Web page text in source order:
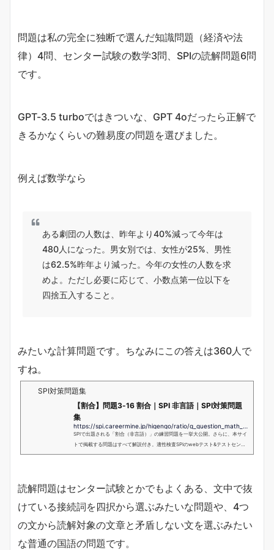
問題は私の完全に独断で選んだ知識問題（経済や法
律）4問、センター試験の数学3問、SPIの読解問題6問
です。
GPT-3.5 turboではきついな、GPT 4oだったら正解で
きるかなくらいの難易度の問題を選びました。
例えば数学なら
ある劇団の人数は、昨年より40%減って今年は
480人になった。男女別では、女性が25%、男性
は62.5%昨年より減った。今年の女性の人数を求
めよ。ただし必要に応じて、小数点第一位以下を
四捨五入すること。
みたいな計算問題です。ちなみにこの答えは360人で
すね。
SPI対策問題集
【割合】問題3-16 割合｜SPI 非言語｜SPI対策問題
集
https://spi.careermine.jp/higengo/ratio/g_question_math_ratio_16
SPIで出題される「割合（非言語）」の練習問題を一挙大公開。さらに、本サイ
トで掲載する問題はすべて解説付き。適性検査SPIのwebテスト&テストセンタ
ー試験を突破したい方は、ぜひ本サイトの例題で練習してみてはいかがでしょ
読解問題はセンター試験とかでもよくある、文中で抜
けている接続詞を四択から選ぶみたいな問題や、4つ
の文から読解対象の文章と矛盾しない文を選ぶみたい
な普通の国語の問題です。